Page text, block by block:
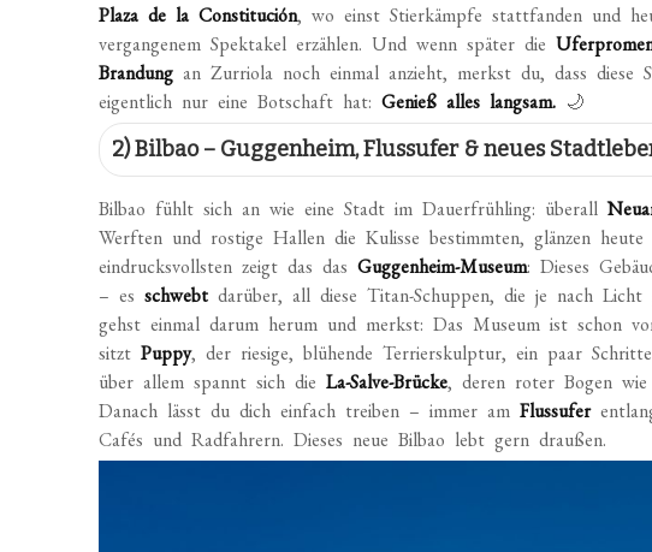
Plaza de la Constitución, wo einst Stierkämpfe stattfanden und
vergangenem Spektakel erzählen. Und wenn später die
Brandung an Zurriola noch einmal anzieht, merkst du, dass diese
eigentlich nur eine Botschaft hat:Genieß alles langsam. 🌙
2) Bilbao – Guggenheim, Flussufer & neues
Bilbao fühlt sich an wie eine Stadt im Dauerfrühling: überall
Werften und rostige Hallen die Kulisse bestimmten, glänzen
eindrucksvollsten zeigt das dasGuggenheim-Museum: Dieses
– esschwebt darüber, all diese Titan-Schuppen, die je nach
gehst einmal darum herum und merkst: Das Museum ist schon
sitztPuppy, der riesige, blühende Terrierskulptur, ein paar
über allem spannt sich dieLa-Salve-Brücke, deren roter Bogen
Danach lässt du dich einfach treiben – immer amFlussufer
Cafés und Radfahrern. Dieses neue Bilbao lebt gern draußen.